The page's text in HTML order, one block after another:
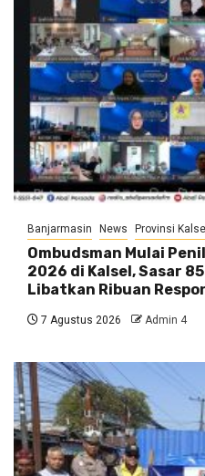
Banjarmasin News Provinsi Kalsel
Ombudsman Mulai
2026 di Kalsel, Sasar
Libatkan Ribuan
7 Agustus 2026 Admin 4